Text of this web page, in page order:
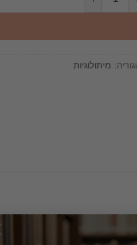
מיתולוגיות